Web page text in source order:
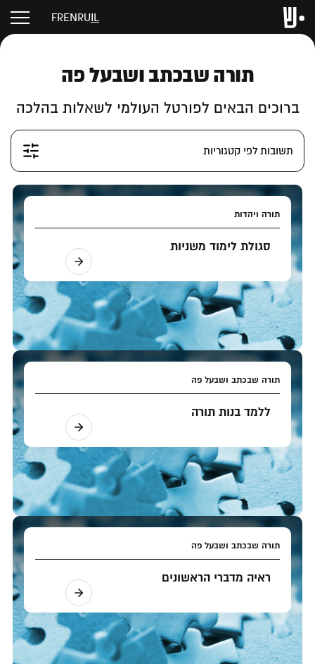
IL
RU
EN
FR
תורה שבכתב ושבעל פה
ברוכים הבאים לפורטל העולמי לשאלות בהלכה
תשובות לפי קטגוריות
תורה ויהדות
סגולת לימוד משניות
תורה שבכתב ושבעל פה
ללמד בנות תורה
תורה שבכתב ושבעל פה
ראיה מדברי הראשונים